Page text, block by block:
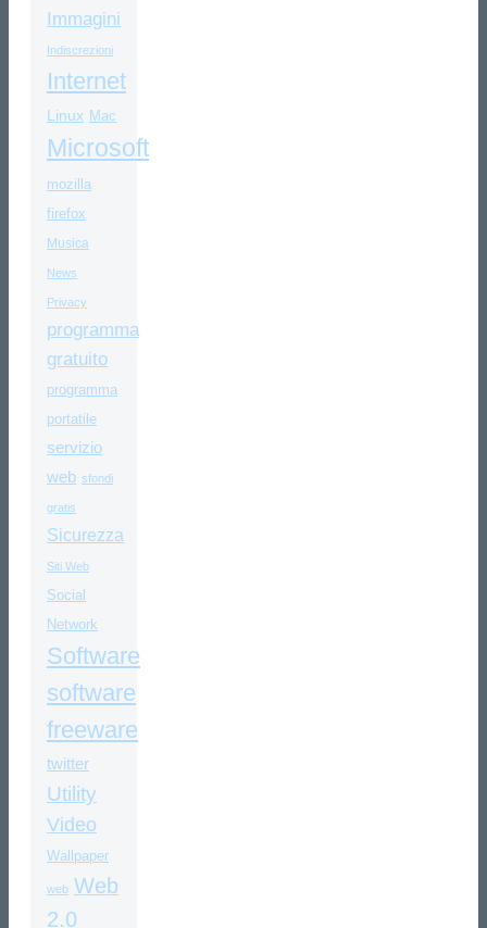
Immagini
Indiscrezioni
Internet
Linux Mac
Microsoft
mozilla
firefox
Musica
News
Privacy
programma
gratuito
programma
portatile
servizio
web sfondi
gratis
Sicurezza
Siti Web
Social
Network
Software
software
freeware
twitter
Utility
Video
Wallpaper
web Web
2.0